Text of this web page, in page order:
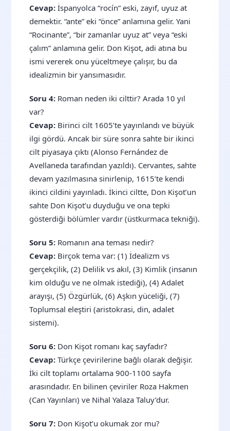
Cevap: İspanyolca “rocín” eski, zayıf, uyuz at
demektir. “ante” eki “önce” anlamına gelir. Yani
“Rocinante”, “bir zamanlar uyuz at” veya “eski
çalım” anlamına gelir. Don Kişot, adi atına bu
ismi vererek onu yüceltmeye çalışır, bu da
idealizmin bir yansımasıdır.
Soru 4: Roman neden iki cilttir? Arada 10 yıl
var?
Cevap: Birinci cilt 1605’te yayınlandı ve büyük
ilgi gördü. Ancak bir süre sonra sahte bir ikinci
cilt piyasaya çıktı (Alonso Fernández de
Avellaneda tarafından yazıldı). Cervantes, sahte
devam yazılmasına sinirlenip, 1615’te kendi
ikinci cildini yayınladı. İkinci ciltte, Don Kişot’un
sahte Don Kişot’u duyduğu ve ona tepki
gösterdiği bölümler vardır (üstkurmaca tekniği).
Soru 5: Romanın ana teması nedir?
Cevap: Birçok tema var: (1) İdealizm vs
gerçekçilik, (2) Delilik vs akıl, (3) Kimlik (insanın
kim olduğu ve ne olmak istediği), (4) Adalet
arayışı, (5) Özgürlük, (6) Aşkın yüceliği, (7)
Toplumsal eleştiri (aristokrasi, din, adalet
sistemi).
Soru 6: Don Kişot romanı kaç sayfadır?
Cevap: Türkçe çevirilerine bağlı olarak değişir.
İki cilt toplamı ortalama 900-1100 sayfa
arasındadır. En bilinen çeviriler Roza Hakmen
(Can Yayınları) ve Nihal Yalaza Taluy’dur.
Soru 7: Don Kişot’u okumak zor mu?